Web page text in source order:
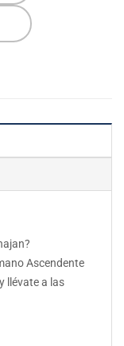
Ascendente
llévate a las